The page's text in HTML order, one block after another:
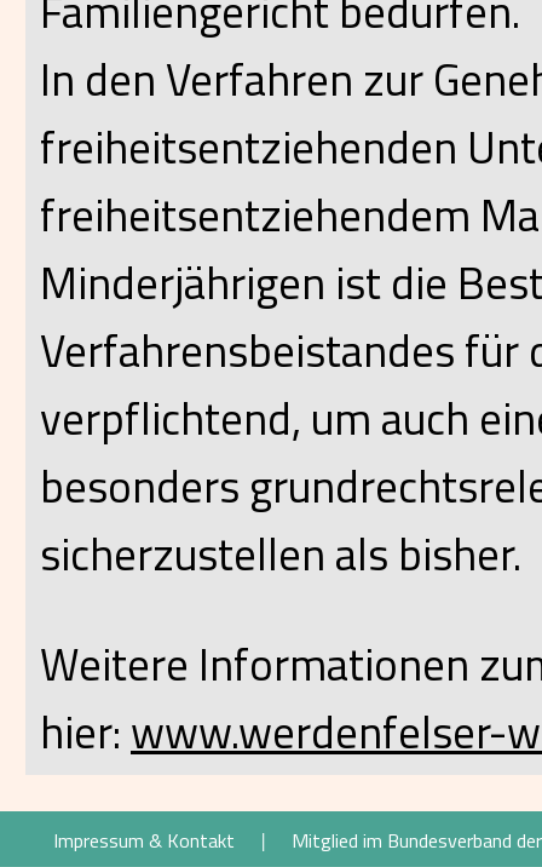
In den Verfahren zur
freiheitsentziehenden
freiheitsentziehendem
Minderjährigen ist die
Verfahrensbeistandes für
verpflichtend, um auch
besonders
sicherzustellen als bisher.
Weitere Informationen
hier:www.werdenfelser-
Impressum & Kontakt Mitglied im Bundesverband